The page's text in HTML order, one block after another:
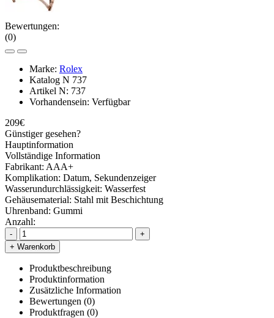
Bewertungen:
(0)
Marke: Rolex
Katalog N 737
Artikel N: 737
Vorhandensein: Verfügbar
209€
Günstiger gesehen?
Hauptinformation
Vollständige Information
Fabrikant: AAA+
Komplikation: Datum, Sekundenzeiger
Wasserundurchlässigkeit: Wasserfest
Gehäusematerial: Stahl mit Beschichtung
Uhrenband: Gummi
Anzahl:
-
+
+ Warenkorb
Produktbeschreibung
Produktinformation
Zusätzliche Information
Bewertungen (0)
Produktfragen (0)